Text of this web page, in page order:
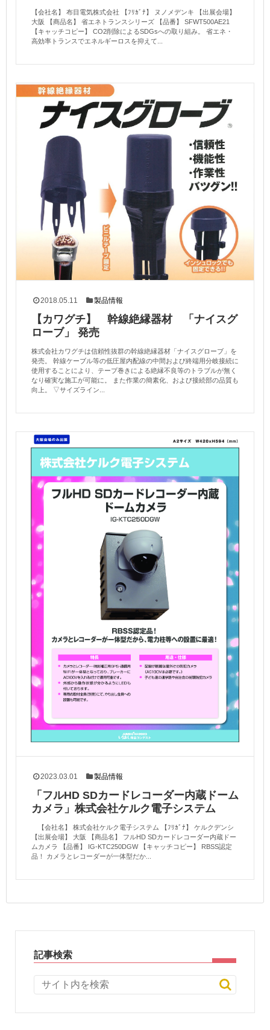
【会社名】 布目電気株式会社 【ﾌﾘｶﾞﾅ】 ヌノメデンキ 【出展会場】
大阪 【商品名】 省エネトランスシリーズ 【品番】 SFWT500AE21
【キャッチコピー】 CO2削除によるSDGsへの取り組み。 省エネ・
高効率トランスでエネルギーロスを抑えて...
2018.05.11 製品情報
【カワグチ】 幹線絶縁器材 「ナイスグ
ローブ」 発売
株式会社カワグチは信頼性抜群の幹線絶縁器材「ナイスグローブ」を
発売。 幹線ケーブル等の低圧屋内配線の中間および終端用分岐接続に
使用することにより、テープ巻きによる絶縁不良等のトラブルが無く
なり確実な施工が可能に。 また作業の簡素化、および接続部の品質も
向上。 ▽サイズライン...
2023.03.01 製品情報
「フルHD SDカードレコーダー内蔵ドーム
カメラ」株式会社ケルク電子システム
【会社名】 株式会社ケルク電子システム 【ﾌﾘｶﾞﾅ】 ケルクデンシ
【出展会場】 大阪 【商品名】 フルHD SDカードレコーダー内蔵ドー
ムカメラ 【品番】 IG-KTC250DGW 【キャッチコピー】 RBSS認定
品！ カメラとレコーダーが一体型だか...
記事検索